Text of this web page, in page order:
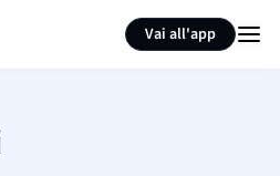
Vai all'app
Summarize page